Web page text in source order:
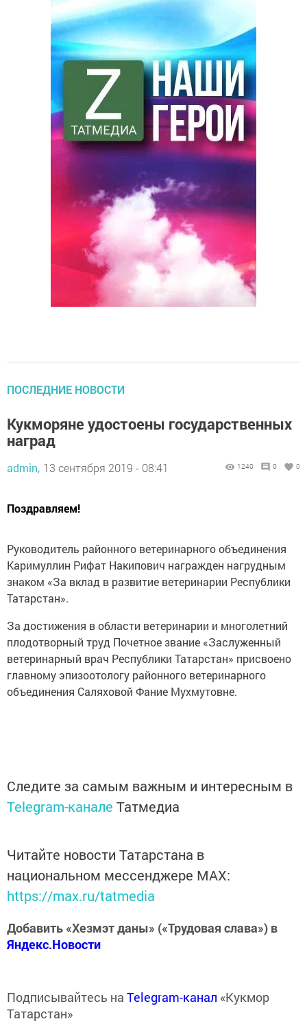
ПОСЛЕДНИЕ НОВОСТИ
Кукморяне удостоены государственных
наград
admin, 13 сентября 2019 - 08:41 1240 0 0
Поздравляем!
Руководитель районного ветеринарного объединения
Каримуллин Рифат Накипович награжден нагрудным
знаком «За вклад в развитие ветеринарии Республики
Татарстан».
За достижения в области ветеринарии и многолетний
плодотворный труд Почетное звание «Заслуженный
ветеринарный врач Республики Татарстан» присвоено
главному эпизоотологу районного ветеринарного
объединения Саляховой Фание Мухмутовне.
Следите за самым важным и интересным в
Telegram-канале Татмедиа
Читайте новости Татарстана в
национальном мессенджере MАХ:
https://max.ru/tatmedia
Добавить «Хезмэт даны» («Трудовая слава») в
Яндекс.Новости
Подписывайтесь на Telegram-канал «Кукмор
Татарстан»